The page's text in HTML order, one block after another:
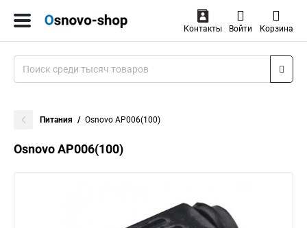
Контакты Войти Корзина
Питания Osnovo AP006(100)
Osnovo AP006(100)